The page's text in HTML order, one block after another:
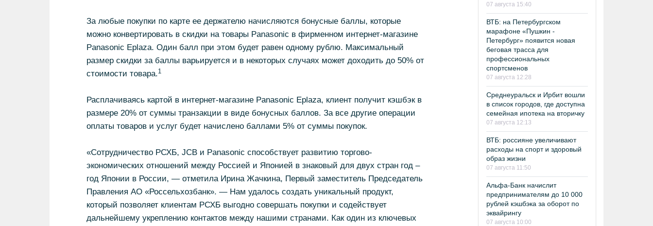
За любые покупки по карте ее держателю начисляются бонусные баллы, которые
можно конвертировать в скидки на товары Panasonic в фирменном интернет-магазине
Panasonic Eplaza. Один балл при этом будет равен одному рублю. Максимальный
размер скидки за баллы варьируется и в некоторых случаях может доходить до 50% от
стоимости товара.1
Расплачиваясь картой в интернет-магазине Panasonic Eplaza, клиент получит кэшбэк в
размере 20% от суммы транзакции в виде бонусных баллов. За все другие операции
оплаты товаров и услуг будет начислено баллами 5% от суммы покупок.
«Сотрудничество РСХБ, JCB и Panasonic способствует развитию торгово-
экономических отношений между Россией и Японией в знаковый для двух стран год –
год Японии в России, — отметила Ирина Жачкина, Первый заместитель Председатель
Правления АО «Россельхозбанк». — Нам удалось создать уникальный продукт,
который позволяет клиентам РСХБ выгодно совершать покупки и содействует
дальнейшему укреплению контактов между нашими странами. Как один из ключевых
07 августа 15:40
ВТБ: на Петербургском
марафоне «Пушкин -
Петербург» появится новая
беговая трасса для
профессиональных
спортсменов
07 августа 12:28
Среднеуральск и Ирбит вошли
в список городов, где доступна
семейная ипотека на вторичку
07 августа 12:13
ВТБ: россияне увеличивают
расходы на спорт и здоровый
образ жизни
07 августа 11:50
Альфа-Банк начислит
предпринимателям до 10 000
рублей кэшбэка за оборот по
эквайрингу
07 августа 10:00